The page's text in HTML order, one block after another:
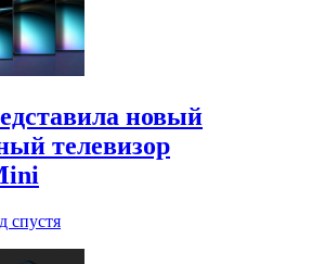
новый
телевизор
спустя